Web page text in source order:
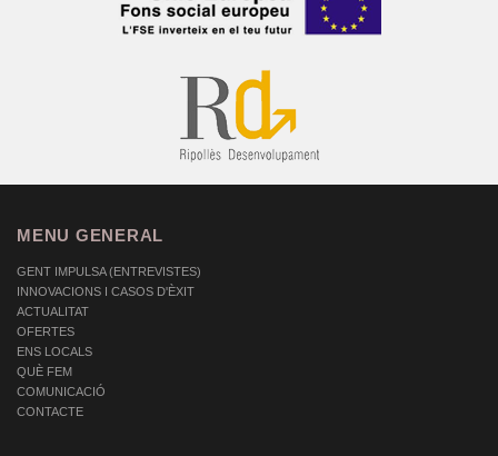
MENU GENERAL
GENT IMPULSA (ENTREVISTES)
INNOVACIONS I CASOS D'ÈXIT
ACTUALITAT
OFERTES
ENS LOCALS
QUÈ FEM
COMUNICACIÓ
CONTACTE